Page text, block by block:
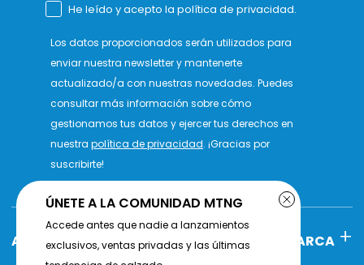
He leído y acepto la política de privacidad.
Los datos proporcionados serán utilizados para
enviar nuestra newsletter y mantenerte
actualizado/a con nuestras novedades. Puedes
consultar más información sobre cómo
gestionamos tus datos y ejercer tus derechos en
nuestra política de privacidad. ¡Gracias por
suscribirte!
AYUDA POLÍTICAS DE MARCA
ÚNETE A LA COMUNIDAD MTNG
Accede antes que nadie a lanzamientos
exclusivos, ventas privadas y las últimas